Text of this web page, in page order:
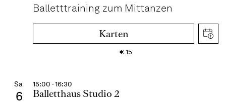
Balletttraining zum Mittanzen
Karten
€15
Sa
6
15:00 - 16:30
Balletthaus Studio 2